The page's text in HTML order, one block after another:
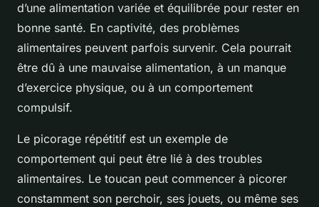
d’une alimentation variée et équilibrée pour rester en
bonne santé. En captivité, des problèmes
alimentaires peuvent parfois survenir. Cela pourrait
être dû à une mauvaise alimentation, à un manque
d’exercice physique, ou à un comportement
compulsif.
Le picorage répétitif est un exemple de
comportement qui peut être lié à des troubles
alimentaires. Le toucan peut commencer à picorer
constamment son perchoir, ses jouets, ou même ses